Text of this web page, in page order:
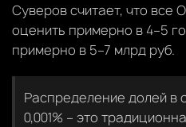
Суверов считает, что
оценить примерно в 4–5
примерно в 5–7 млрд руб.
Распределение долей в
0,001% – это